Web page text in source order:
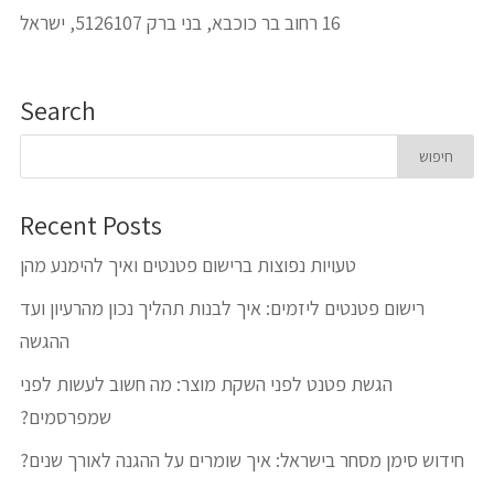
16 רחוב בר כוכבא, בני ברק 5126107, ישראל
Search
Recent Posts
טעויות נפוצות ברישום פטנטים ואיך להימנע מהן
רישום פטנטים ליזמים: איך לבנות תהליך נכון מהרעיון ועד
ההגשה
הגשת פטנט לפני השקת מוצר: מה חשוב לעשות לפני
שמפרסמים?
חידוש סימן מסחר בישראל: איך שומרים על ההגנה לאורך שנים?